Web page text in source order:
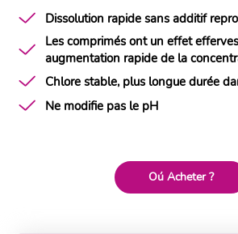
Dissolution rapide sans additif
Les comprimés ont un effet
augmentation rapide de la
Chlore stable, plus longue durée
Ne modifie pas le pH
Oú Acheter ?